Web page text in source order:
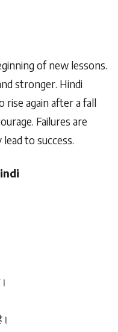
of new lessons.
stronger. Hindi
rise again after a fall
Failures are
to success.